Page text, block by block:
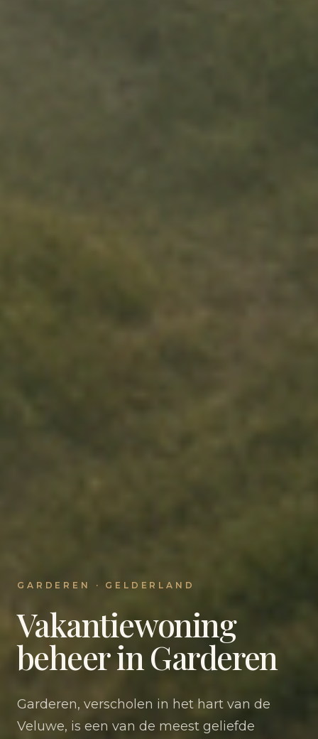
GARDEREN · GELDERLAND
Vakantiewoning
beheer in Garderen
Garderen, verscholen in het hart van de
Veluwe, is een van de meest geliefde